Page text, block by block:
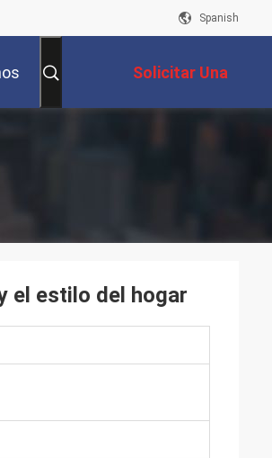
Spanish
Solicitar Una
Cotización
el estilo del hogar